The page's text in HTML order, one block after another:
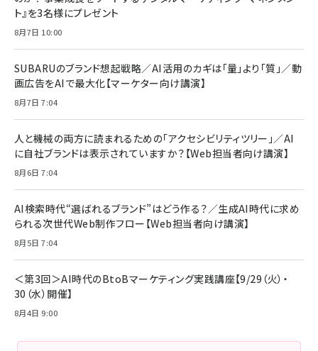
anan(アンアン)2026/07/08号 No.2502[2026
￥880
ママ投資家が育休中に１億貯めた株式投資
組織の成果を最大化する ルールのデザイン
￥1,980
Amazonランキングをもっと見る
￥6,980
全ワイヤレスイヤホン/アクティブノイズキャンセリ
技術基準適合】ブラック
￥5,990
ケーブル Anker絡まないケーブル 240W 結束バン
ド付き USB PD対応 シリコン素材採用 iPhone
17 / 16 / 15 / Galaxy iPad Pro MacBook
Pro/Air 各種対応 (1.8m ミッドナイトブラック)
￥1,890
Anker PowerLine III Flow USB-C & USB-C
Pro/Air 各種対応 (1.8m ミッドナイトブラック)
￥1,890
サッポロ 生ビール 黒ラベル 350ml 缶 24本 ビー
ル ケース買い【6/30応募〆切! 黒ラベルビヤセラー
￥4,857
ト』を3名様にプレゼント
8月7日 10:00
SUBARUのブランド想起戦略／AI活用のカギは「量」より「質」／動
画広告をAIで最大化【マーケター向け講演】
8月7日 7:04
人と機械の両方に読まれるための「アクセシビリティツリー」／AI
に自社ブランドは表示されていますか？【Web担当者向け講演】
8月6日 7:04
AI検索時代“選ばれるブランド”はどう作る？／生成AI時代に求め
られる次世代Web制作フロー【Web担当者向け講演】
8月5日 7:04
＜第3回＞AI時代のBtoBマーケティング実践講座【9/29（火）・
30（水）開催】
8月4日 9:00